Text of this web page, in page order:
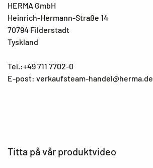
HERMA GmbH
Heinrich-Hermann-Straße 14
70794 Filderstadt
Tyskland
Tel.:+49 711 7702-0
E-post: verkaufsteam-handel@herma.de
Titta på vår produktvideo